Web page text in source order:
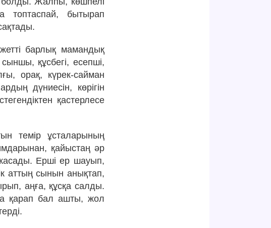
топтаспай, бытырап
барлық мамандық
құсбегі, есепші,
орақ, күрек-сайман
дүниесін, көрігін
қастерлесе
темір ұсталарының
қайыстаң әр
жасады. Ерші ер шауып,
аттың сынын анықтап,
аңға, құсқа салды.
қарап бал ашты, жол